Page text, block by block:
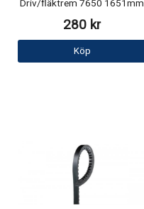
Driv/fläktrem 7650 1651mm
280 kr
Köp